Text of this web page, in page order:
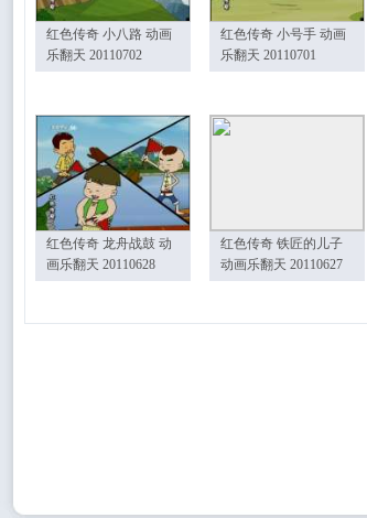
红色传奇 小八路 动画
乐翻天 20110702
红色传奇 小号手 动画
乐翻天 20110701
红色传奇 龙舟战鼓 动
画乐翻天 20110628
红色传奇 铁匠的儿子
动画乐翻天 20110627